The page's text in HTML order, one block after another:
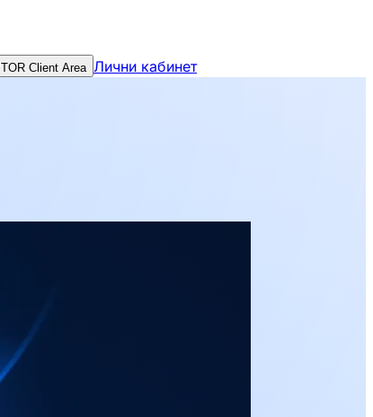
TOR Client Area Лични кабинет